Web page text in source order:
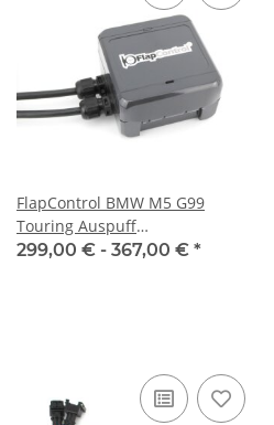
FlapControl BMW M5 G99
Touring Auspuff
Klappensteuerung
299,00 € - 367,00 € *